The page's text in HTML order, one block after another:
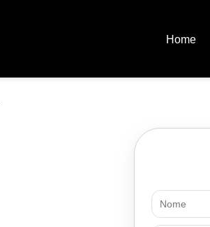
Home